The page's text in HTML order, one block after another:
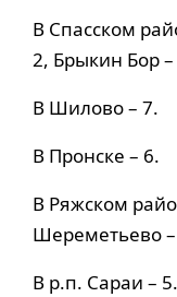
В Спасском
2, Брыкин Бор
В Шилово – 7.
В Пронске – 6.
В Ряжском
Шереметьево –
В р.п. Сараи – 5.